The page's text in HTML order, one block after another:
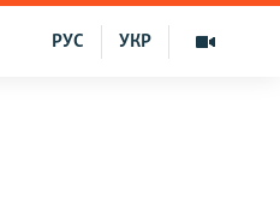
УКР
РУС